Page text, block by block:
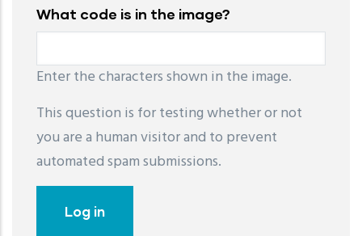
What code is in the image?
Enter the characters shown in the image.
This question is for testing whether or not
you are a human visitor and to prevent
automated spam submissions.